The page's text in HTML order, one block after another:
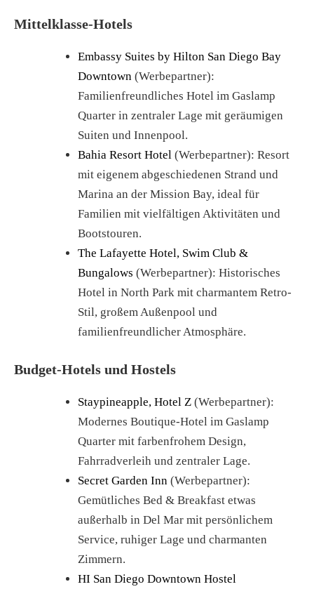
Mittelklasse-Hotels
Embassy Suites by Hilton San Diego Bay
Downtown (Werbepartner):
Familienfreundliches Hotel im Gaslamp
Quarter in zentraler Lage mit geräumigen
Suiten und Innenpool.
Bahia Resort Hotel (Werbepartner): Resort
mit eigenem abgeschiedenen Strand und
Marina an der Mission Bay, ideal für
Familien mit vielfältigen Aktivitäten und
Bootstouren.
The Lafayette Hotel, Swim Club &
Bungalows (Werbepartner): Historisches
Hotel in North Park mit charmantem Retro-
Stil, großem Außenpool und
familienfreundlicher Atmosphäre.
Budget-Hotels und Hostels
Staypineapple, Hotel Z (Werbepartner):
Modernes Boutique-Hotel im Gaslamp
Quarter mit farbenfrohem Design,
Fahrradverleih und zentraler Lage.
Secret Garden Inn (Werbepartner):
Gemütliches Bed & Breakfast etwas
außerhalb in Del Mar mit persönlichem
Service, ruhiger Lage und charmanten
Zimmern.
HI San Diego Downtown Hostel